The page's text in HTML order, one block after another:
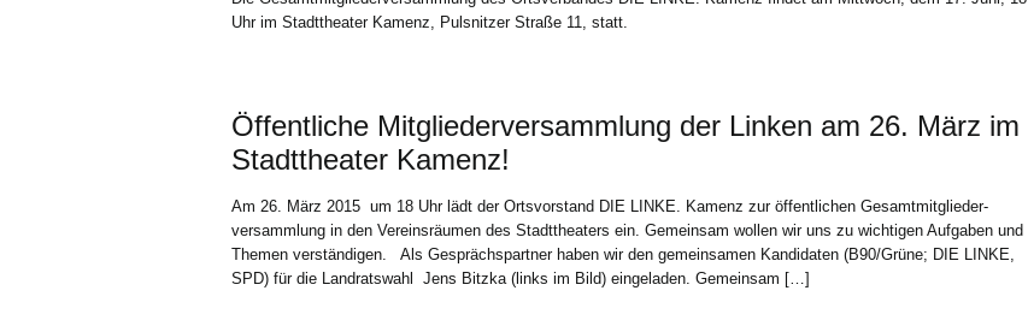
Uhr im Stadttheater Kamenz, Pulsnitzer Straße 11, statt.
Öffentliche Mitgliederversammlung der Linken am 26. März im
Stadttheater Kamenz!
Am 26. März 2015 um 18 Uhr lädt der Ortsvorstand DIE LINKE. Kamenz zur öffentlichen Gesamtmitglieder-
versammlung in den Vereinsräumen des Stadttheaters ein. Gemeinsam wollen wir uns zu wichtigen Aufgaben und
Themen verständigen. Als Gesprächspartner haben wir den gemeinsamen Kandidaten (B90/Grüne; DIE LINKE,
SPD) für die Landratswahl Jens Bitzka (links im Bild) eingeladen. Gemeinsam […]